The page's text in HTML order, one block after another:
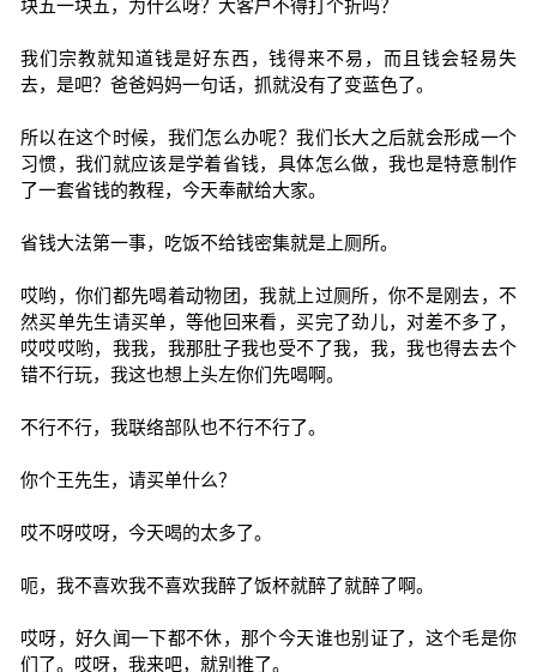
块五一块五，为什么呀？大客户不得打个折吗？
我们宗教就知道钱是好东西，钱得来不易，而且钱会轻易失
去，是吧？爸爸妈妈一句话，抓就没有了变蓝色了。
所以在这个时候，我们怎么办呢？我们长大之后就会形成一个
习惯，我们就应该是学着省钱，具体怎么做，我也是特意制作
了一套省钱的教程，今天奉献给大家。
省钱大法第一事，吃饭不给钱密集就是上厕所。
哎哟，你们都先喝着动物团，我就上过厕所，你不是刚去，不
然买单先生请买单，等他回来看，买完了劲儿，对差不多了，
哎哎哎哟，我我，我那肚子我也受不了我，我，我也得去去个
错不行玩，我这也想上头左你们先喝啊。
不行不行，我联络部队也不行不行了。
你个王先生，请买单什么？
哎不呀哎呀，今天喝的太多了。
呃，我不喜欢我不喜欢我醉了饭杯就醉了就醉了啊。
哎呀，好久闻一下都不休，那个今天谁也别证了，这个毛是你
们了。哎呀，我来吧，就别推了。